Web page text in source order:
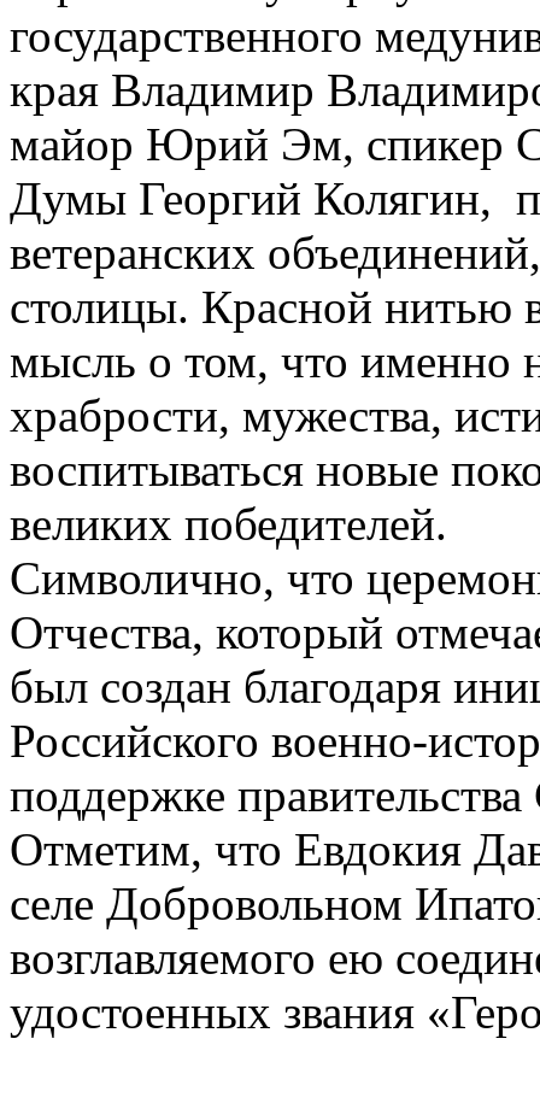
государственного
края Владимир
майор Юрий Эм, спикер
Думы Георгий Колягин,
ветеранских
столицы. Красной нитью
мысль о том, что именно
храбрости, мужества,
воспитываться новые
великих победителей.
Символично, что
Отчества, который
был создан благодаря
Российского военно-
поддержке
Отметим, что Евдокия
селе Добровольном
возглавляемого ею
удостоенных звания